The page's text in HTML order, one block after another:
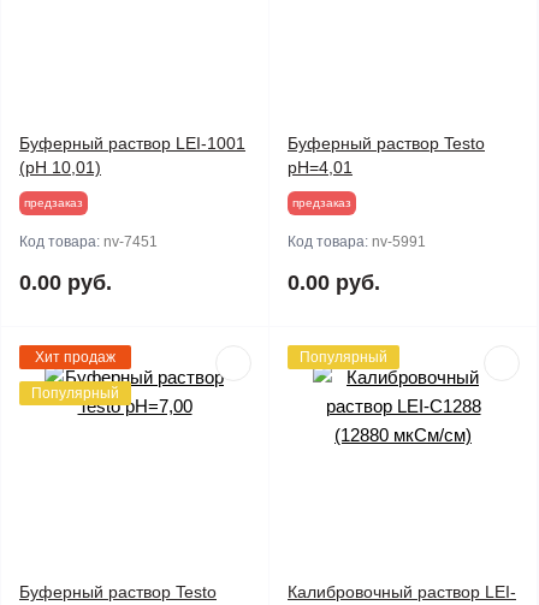
Буферный раствор LEI-1001
(pH 10,01)
предзаказ
Код товара: nv-7451
0.00 руб.
Буферный раствор Testo
pH=4,01
предзаказ
Код товара: nv-5991
0.00 руб.
Хит продаж
Популярный
Буферный раствор Testo
Популярный
Калибровочный раствор LEI-